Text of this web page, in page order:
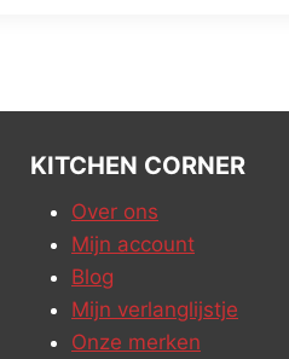
KITCHEN CORNER
Over ons
Mijn account
Blog
Mijn verlanglijstje
Onze merken